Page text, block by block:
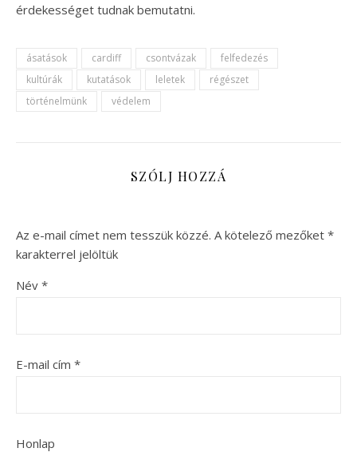
érdekességet tudnak bemutatni.
ásatások cardiff csontvázak
felfedezés
kultúrák
kutatások leletek
régészet
történelmünk
védelem
SZÓLJ HOZZÁ
Az e-mail címet nem tesszük közzé. A kötelező mezőket *
karakterrel jelöltük
Név *
E-mail cím *
Honlap